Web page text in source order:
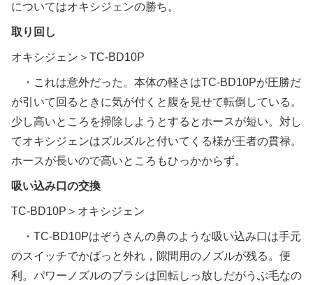
についてはオキシジェンの勝ち。
取り回し
オキシジェン＞TC-BD10P
・これは意外だった。本体の軽さはTC-BD10Pが圧勝だ
が引いて回るときに気が付くと腹を見せて転倒している。
少し高いところを掃除しようとするとホースが短い。対し
てオキシジェンはズルズルと付いてくる様が王者の貫禄。
ホースが長いので高いところもひっかからず。
吸い込み口の交換
TC-BD10P＞オキシジェン
・TC-BD10Pはぞうさんの鼻のような吸い込み口は手元
のスイッチでかばっと外れ，隙間用のノズルが残る。便
利。パワーノズルのブラシは回転しっ放しだがうぶ毛なの